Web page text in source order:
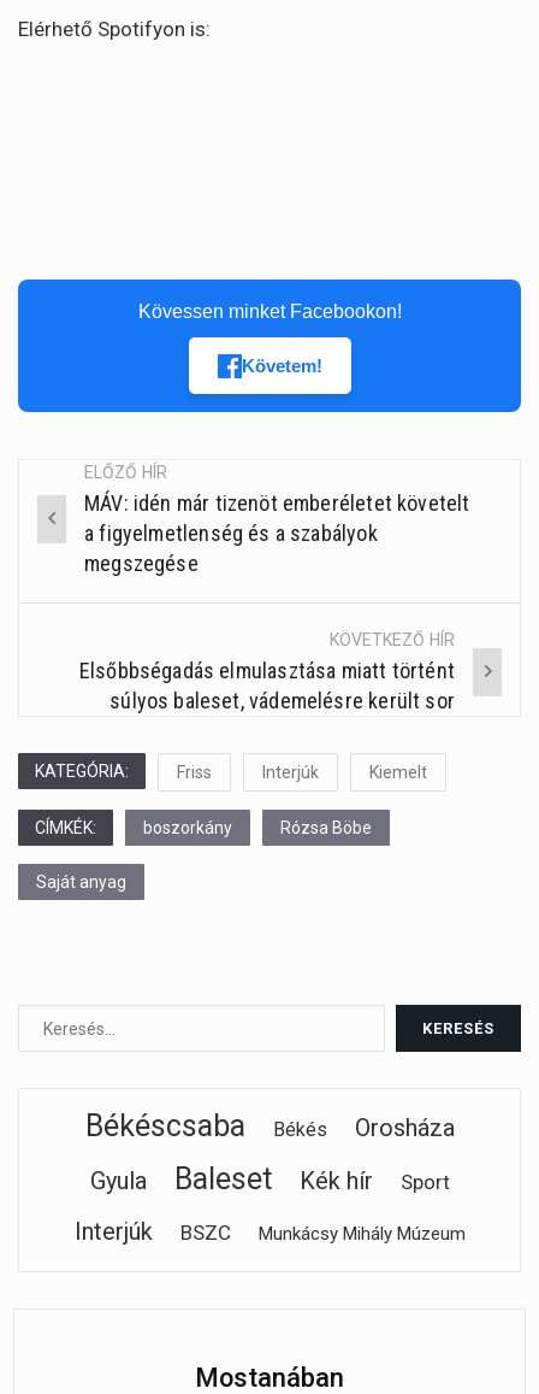
Elérhető Spotifyon is:
Kövessen minket Facebookon!
Követem!
Post
navigation
ELŐZŐ HÍR
MÁV: idén már tizenöt emberéletet követelt
a figyelmetlenség és a szabályok
megszegése
KÖVETKEZŐ HÍR
Elsőbbségadás elmulasztása miatt történt
súlyos baleset, vádemelésre került sor
KATEGÓRIA: Friss Interjúk Kiemelt
CÍMKÉK: boszorkány Rózsa Böbe
Saját anyag
Békéscsaba Békés
Orosháza
Gyula
Baleset Kék hír Sport
Interjúk BSZC Munkácsy Mihály Múzeum
Mostanában